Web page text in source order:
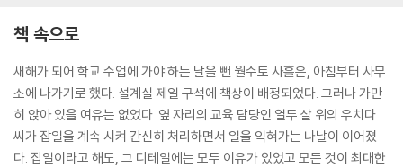
예 도쿄를 나와 한적한 시골별장에서 작업을 한다. (이야기의 대부분도 여
다. 오히려 무라이 슌스케 소장의 명성이 탄탄하기 때문에, 자신의 스타일
과 한적한 입지를 유지해도 일감이 떨어지지 않는 것이다. 무리하게 큰 프
로젝트에 참여하거나 화제가 되려고 애쓰지 않는 곳에서, 남자는 사회생활
의 첫 발을 내디뎠다.
책 속으로
새해가 되어 학교 수업에 가야 하는 날을 뺀 월수토 사흘은, 아침부터 사무
소에 나가기로 했다. 설계실 제일 구석에 책상이 배정되었다. 그러나 가만
히 앉아 있을 여유는 없었다. 옆 자리의 교육 담당인 열두 살 위의 우치다
씨가 잡일을 계속 시켜 간신히 처리하면서 일을 익혀가는 나날이 이어졌
다. 잡일이라고 해도, 그 디테일에는 모두 이유가 있었고 모든 것이 최대한